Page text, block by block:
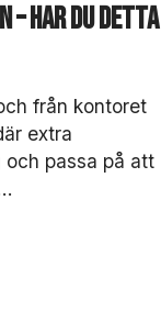
– har du detta
från kontoret
extra
och passa på att